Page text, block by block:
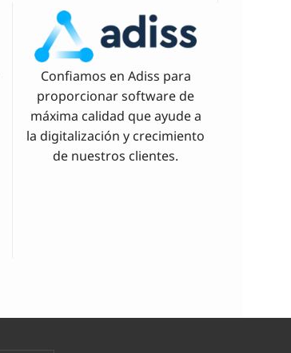
Confiamos en Adiss para
proporcionar software de
máxima calidad que ayude a
la digitalización y crecimiento
de nuestros clientes.